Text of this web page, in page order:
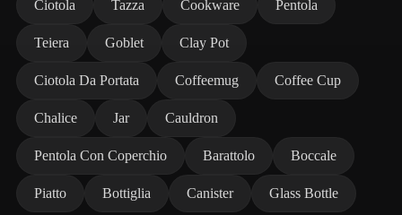
Ciotola Tazza Cookware Pentola
Teiera Goblet Clay Pot
Ciotola Da Portata Coffeemug Coffee Cup
Chalice Jar Cauldron
Pentola Con Coperchio Barattolo Boccale
Piatto Bottiglia Canister Glass Bottle